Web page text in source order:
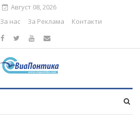
Август 08, 2026
За нас За Реклама Контакти